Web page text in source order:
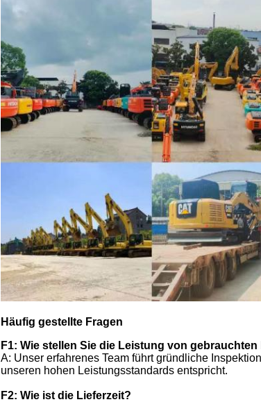
Häufig gestellte Fragen
F1: Wie stellen Sie die Leistung von
A: Unser erfahrenes Team führt gründliche
unseren hohen Leistungsstandards entspricht.
F2: Wie ist die Lieferzeit?